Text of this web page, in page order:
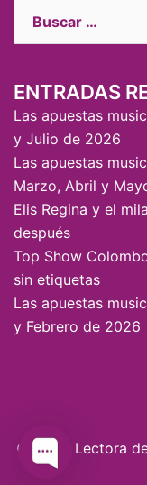
ENTRADAS
Las apuestas
y Julio de 2026
Las apuestas
Marzo, Abril y
Elis Regina y el
después
Top Show
sin etiquetas
Las apuestas
y Febrero de 2026
© 2026 Lectora